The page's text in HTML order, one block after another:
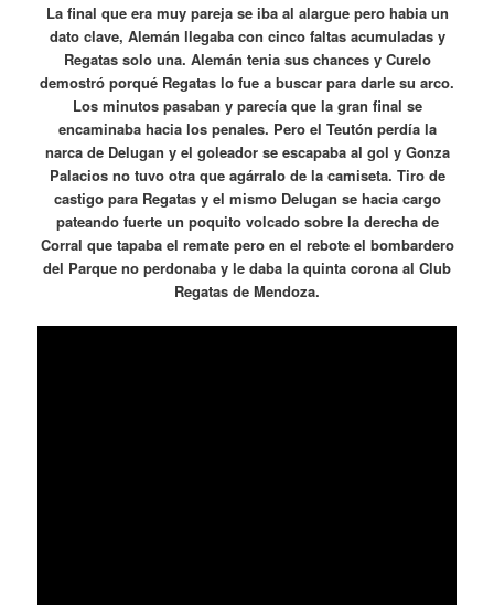
La final que era muy pareja se iba al alargue pero habia un
dato clave, Alemán llegaba con cinco faltas acumuladas y
Regatas solo una. Alemán tenia sus chances y Curelo
demostró porqué Regatas lo fue a buscar para darle su arco.
Los minutos pasaban y parecía que la gran final se
encaminaba hacia los penales. Pero el Teutón perdía la
narca de Delugan y el goleador se escapaba al gol y Gonza
Palacios no tuvo otra que agárralo de la camiseta. Tiro de
castigo para Regatas y el mismo Delugan se hacia cargo
pateando fuerte un poquito volcado sobre la derecha de
Corral que tapaba el remate pero en el rebote el bombardero
del Parque no perdonaba y le daba la quinta corona al Club
Regatas de Mendoza.